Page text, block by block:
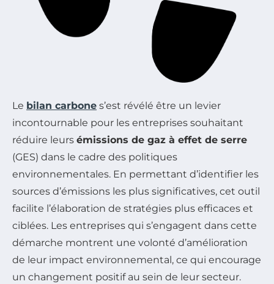
Le bilan carbone s’est révélé être un levier
incontournable pour les entreprises souhaitant
réduire leurs émissions de gaz à effet de serre
(GES) dans le cadre des politiques
environnementales. En permettant d’identifier les
sources d’émissions les plus significatives, cet outil
facilite l’élaboration de stratégies plus efficaces et
ciblées. Les entreprises qui s’engagent dans cette
démarche montrent une volonté d’amélioration
de leur impact environnemental, ce qui encourage
un changement positif au sein de leur secteur.